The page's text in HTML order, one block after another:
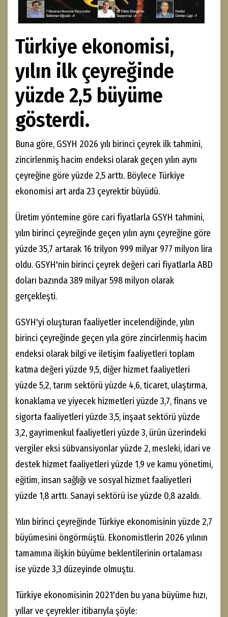
Türkiye ekonomisi,
yılın ilk çeyreğinde
yüzde 2,5 büyüme
gösterdi.
Buna göre, GSYH 2026 yılı birinci çeyrek ilk tahmini,
zincirlenmiş hacim endeksi olarak geçen yılın aynı
çeyreğine göre yüzde 2,5 arttı. Böylece Türkiye
ekonomisi art arda 23 çeyrektir büyüdü.
Üretim yöntemine göre cari fiyatlarla GSYH tahmini,
yılın birinci çeyreğinde geçen yılın aynı çeyreğine göre
yüzde 35,7 artarak 16 trilyon 999 milyar 977 milyon lira
oldu. GSYH'nin birinci çeyrek değeri cari fiyatlarla ABD
doları bazında 389 milyar 598 milyon olarak
gerçekleşti.
GSYH'yi oluşturan faaliyetler incelendiğinde, yılın
birinci çeyreğinde geçen yıla göre zincirlenmiş hacim
endeksi olarak bilgi ve iletişim faaliyetleri toplam
katma değeri yüzde 9,5, diğer hizmet faaliyetleri
yüzde 5,2, tarım sektörü yüzde 4,6, ticaret, ulaştırma,
konaklama ve yiyecek hizmetleri yüzde 3,7, finans ve
sigorta faaliyetleri yüzde 3,5, inşaat sektörü yüzde
3,2, gayrimenkul faaliyetleri yüzde 3, ürün üzerindeki
vergiler eksi sübvansiyonlar yüzde 2, mesleki, idari ve
destek hizmet faaliyetleri yüzde 1,9 ve kamu yönetimi,
eğitim, insan sağlığı ve sosyal hizmet faaliyetleri
yüzde 1,8 arttı. Sanayi sektörü ise yüzde 0,8 azaldı.
Yılın birinci çeyreğinde Türkiye ekonomisinin yüzde 2,7
büyümesini öngörmüştü. Ekonomistlerin 2026 yılının
tamamına ilişkin büyüme beklentilerinin ortalaması
ise yüzde 3,3 düzeyinde olmuştu.
Türkiye ekonomisinin 2021'den bu yana büyüme hızı,
yıllar ve çeyrekler itibarıyla şöyle: